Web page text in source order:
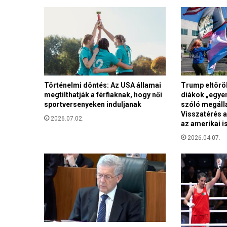
a
r
á
l
a
s
z
e
á
r
á
Történelmi döntés: Az USA államai
megtilthatják a férfiaknak, hogy női
sportversenyeken induljanak
2026.07.02.
Trump
diákok
szóló
Visszatérés
az amerikai
2026.04.07.